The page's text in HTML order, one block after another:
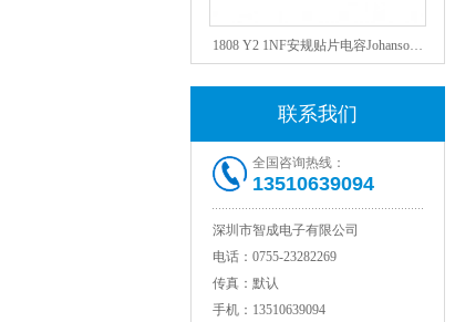
1808 Y2 1NF安规贴片电容Johanson品牌
联系我们
全国咨询热线：
13510639094
深圳市智成电子有限公司
电话： 0755-23282269
传真： 默认
手机： 13510639094